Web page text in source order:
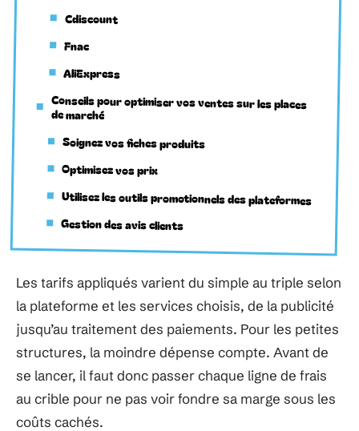
Cdiscount
Fnac
AliExpress
Conseils pour optimiser vos ventes sur les places
de marché
Soignez vos fiches produits
Optimisez vos prix
Utilisez les outils promotionnels des plateformes
Gestion des avis clients
Les tarifs appliqués varient du simple au triple selon
la plateforme et les services choisis, de la publicité
jusqu’au traitement des paiements. Pour les petites
structures, la moindre dépense compte. Avant de
se lancer, il faut donc passer chaque ligne de frais
au crible pour ne pas voir fondre sa marge sous les
coûts cachés.